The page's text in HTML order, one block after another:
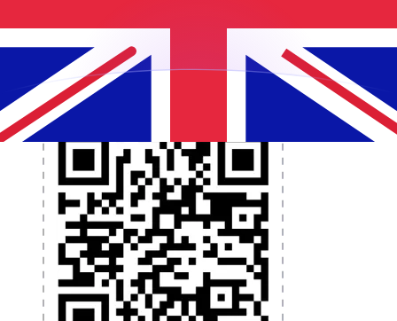
l'argent à l'étranger sans frais cachés. Téléchargez
l'application dès aujourd'hui !